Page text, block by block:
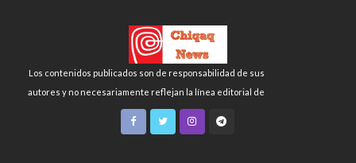
Los contenidos publicados son de responsabilidad de sus
autores y no necesariamente reflejan la línea editorial de
Chiqaq News o de la FLCH-UNMSM.